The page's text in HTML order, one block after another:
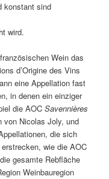
sind
wird.
Wein das
d’Origine des Vins
eine Appellation fast
in denen ein einziger
die AOCSavennières
von Nicolas Joly, und
die sich
wie die AOC
gesamte Rebfläche
Weinbauregion